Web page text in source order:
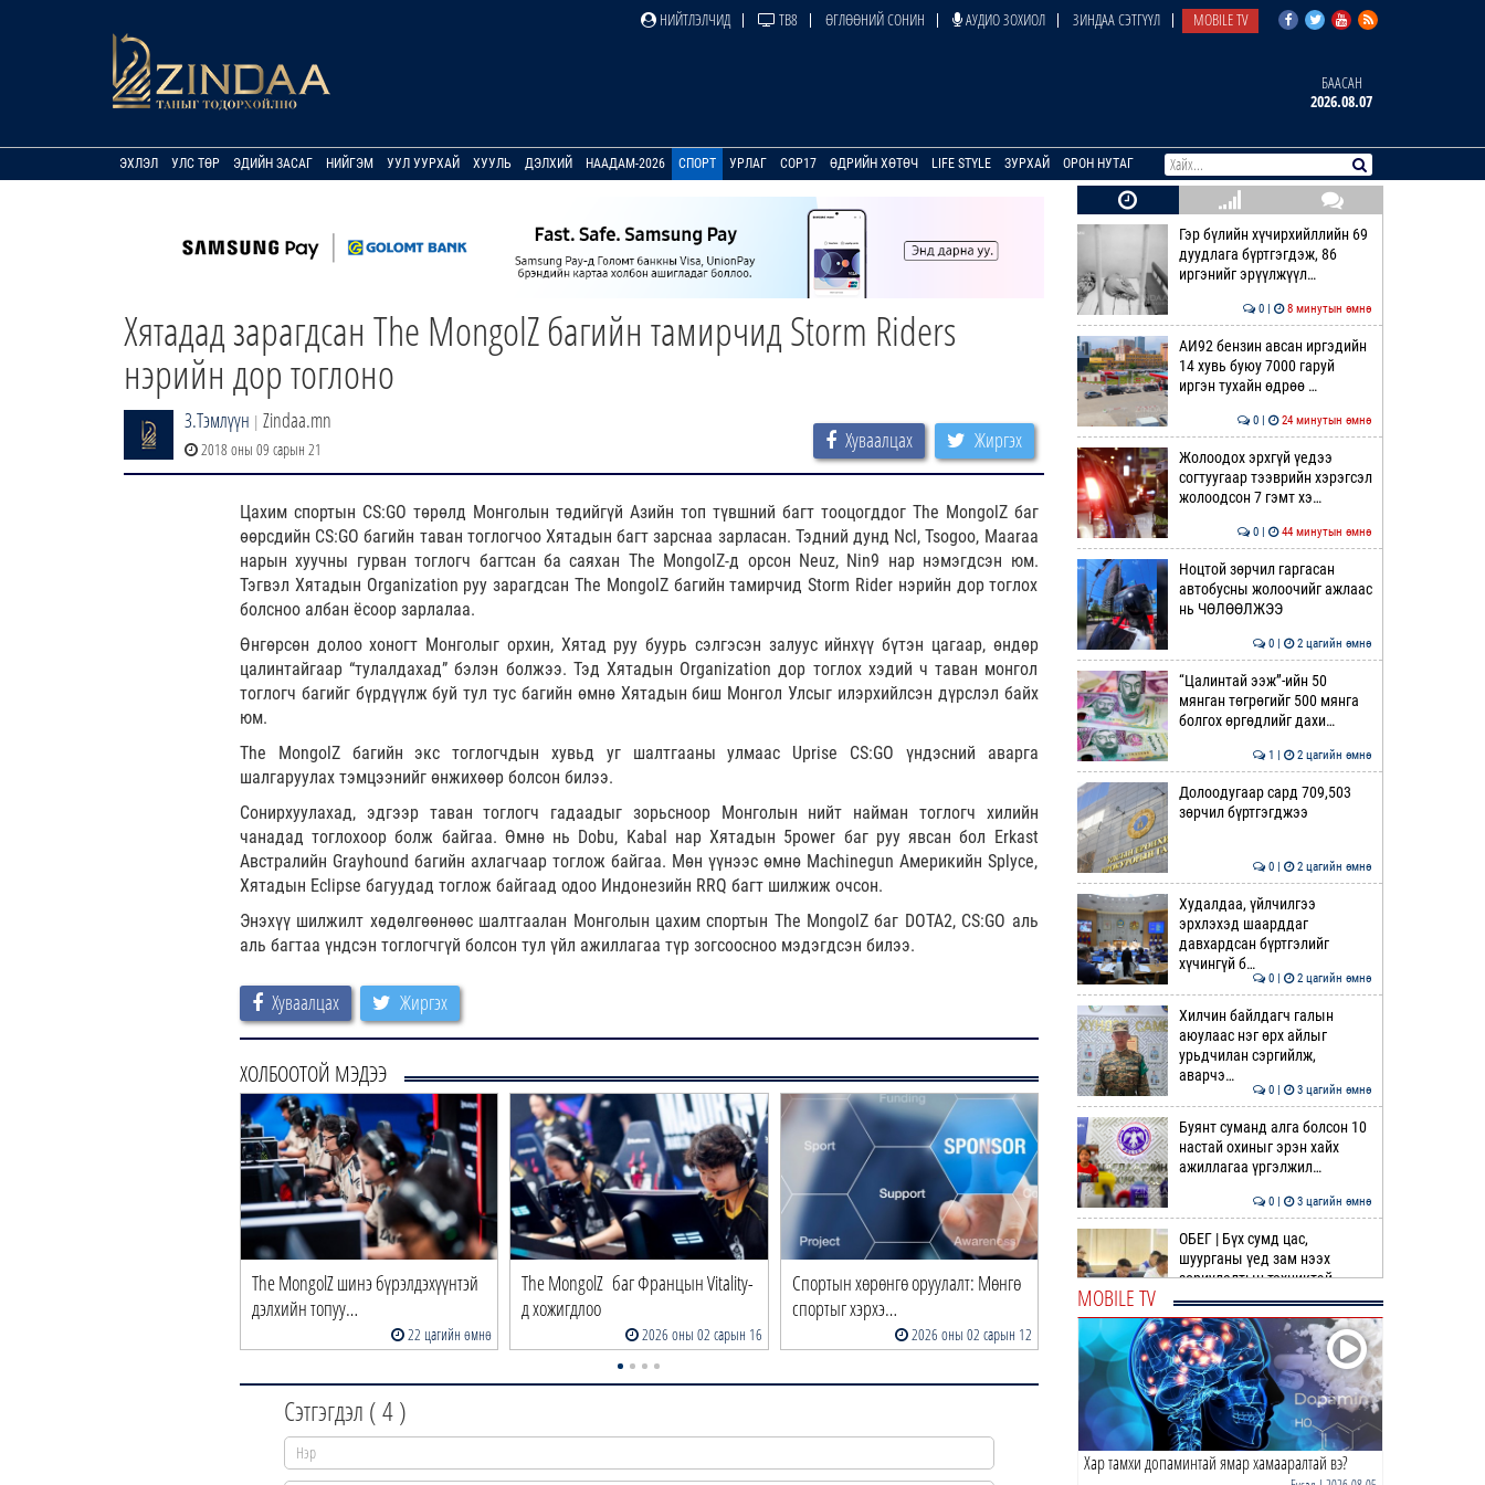
НИЙТЛЭЛЧИД ТВ8 ӨГЛӨӨНИЙ СОНИН АУДИО ЗОХИОЛ ЗИНДАА СЭТГҮҮЛ MOBILE TV
БААСАН
2026.08.07
ЭХЛЭЛ УЛС ТӨР ЭДИЙН ЗАСАГ НИЙГЭМ УУЛ УУРХАЙ ХУУЛЬ ДЭЛХИЙ НААДАМ-2026 СПОРТ УРЛАГ COP17 ӨДРИЙН ХӨТӨЧ LIFE STYLE ЗУРХАЙ ОРОН НУТАГ
Хятадад зарагдсан The MongolZ багийн тамирчид Storm Riders
нэрийн дор тоглоно
З.Тэмлүүн | Zindaa.mn
2018 оны 09 сарын 21 Хуваалцах Жиргэх
Цахим спортын CS:GO төрөлд Монголын төдийгүй Азийн топ түвшний багт тооцогддог The MongolZ баг
өөрсдийн CS:GO багийн таван тоглогчоо Хятадын багт зарснаа зарласан. Тэдний дунд Ncl, Tsogoo, Maaraa
нарын хуучны гурван тоглогч багтсан ба саяхан The MongolZ-д орсон Neuz, Nin9 нар нэмэгдсэн юм.
Тэгвэл Хятадын Organization руу зарагдсан The MongolZ багийн тамирчид Storm Rider нэрийн дор тоглох
болсноо албан ёсоор зарлалаа.
Өнгөрсөн долоо хоногт Монголыг орхин, Хятад руу буурь сэлгэсэн залуус ийнхүү бүтэн цагаар, өндөр
цалинтайгаар “тулалдахад” бэлэн болжээ. Тэд Хятадын Organization дор тоглох хэдий ч таван монгол
тоглогч багийг бүрдүүлж буй тул тус багийн өмнө Хятадын биш Монгол Улсыг илэрхийлсэн дүрслэл байх
юм.
The MongolZ багийн экс тоглогчдын хувьд уг шалтгааны улмаас Uprise CS:GO үндэсний аварга
шалгаруулах тэмцээнийг өнжихөөр болсон билээ.
Сонирхуулахад, эдгээр таван тоглогч гадаадыг зорьсноор Монголын нийт найман тоглогч хилийн
чанадад тоглохоор болж байгаа. Өмнө нь Dobu, Kabal нар Хятадын 5power баг руу явсан бол Erkast
Австралийн Grayhound багийн ахлагчаар тоглож байгаа. Мөн үүнээс өмнө Machinegun Америкийн Splyce,
Хятадын Eclipse багуудад тоглож байгаад одоо Индонезийн RRQ багт шилжиж очсон.
Энэхүү шилжилт хөдөлгөөнөөс шалтгаалан Монголын цахим спортын The MongolZ баг DOTA2, CS:GO аль
аль багтаа үндсэн тоглогчгүй болсон тул үйл ажиллагаа түр зогсоосноо мэдэгдсэн билээ.
Хуваалцах Жиргэх
ХОЛБООТОЙ МЭДЭЭ
The MongolZ шинэ бүрэлдэхүүнтэй
дэлхийн топуу…
22 цагийн өмнө
The MongolZ баг Францын Vitality-
д хожигдлоо
2026 оны 02 сарын 16
Спортын хөрөнгө оруулалт: Мөнгө
спортыг хэрхэ…
2026 оны 02 сарын 12
Битүү морьдоос Ноён оргилд: The
MongolZ-ийн б…
2025 оны 12 сарын 10
“The MongolZ” баг
“Senzu”-г ба…
Сэтгэгдэл (4)
Гэр бүлийн хүчирхийллийн 69
дуудлага бүртгэгдэж, 86
иргэнийг эрүүлжүүл…
0 | 8 минутын өмнө
АИ92 бензин авсан иргэдийн
14 хувь буюу 7000 гаруй
иргэн тухайн өдрөө …
0 | 24 минутын өмнө
Жолоодох эрхгүй үедээ
согтуугаар тээврийн хэрэгсэл
жолоодсон 7 гэмт хэ…
0 | 44 минутын өмнө
Ноцтой зөрчил гаргасан
автобусны жолоочийг ажлаас
нь ЧӨЛӨӨЛЖЭЭ
0 | 2 цагийн өмнө
“Цалинтай ээж”-ийн 50
мянган төгрөгийг 500 мянга
болгох өргөдлийг дахи…
1 | 2 цагийн өмнө
Долоодугаар сард 709,503
зөрчил бүртгэгджээ
0 | 2 цагийн өмнө
Худалдаа, үйлчилгээ
эрхлэхэд шаарддаг
давхардсан бүртгэлийг
хүчингүй б…
0 | 2 цагийн өмнө
Хилчин байлдагч галын
аюулаас нэг өрх айлыг
урьдчилан сэргийлж,
аварчэ…
0 | 3 цагийн өмнө
Буянт суманд алга болсон 10
настай охиныг эрэн хайх
ажиллагаа үргэлжил…
0 | 3 цагийн өмнө
ОБЕГ | Бүх сумд цас,
шуурганы үед зам нээх
зориулалтын техниктэй
болсо…
Өнөөдөр гурван дүүрэгт
ЦАХИЛГААН ХЯЗГААРЛАНА
0 | 4 цагийн өмнө
Идэр, Тэс, Эг, Үүр голын
MOBILE TV
Хар тамхи допаминтай ямар хамааралтай вэ?